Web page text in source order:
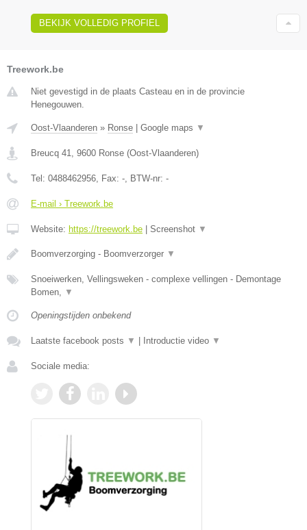
BEKIJK VOLLEDIG PROFIEL
Treework.be
Niet gevestigd in de plaats Casteau en in de provincie
Henegouwen.
Oost-Vlaanderen » Ronse Google maps ▼
Breucq 41 9600 Ronse (Oost-Vlaanderen)
Tel: 0488462956 , Fax: - , BTW-nr: -
E-mail › Treework.be
Website: https://treework.be Screenshot ▼
Boomverzorging - Boomverzorger ▼
Snoeiwerken, Vellingsweken - complexe vellingen - Demontage
Bomen,
▼
Openingstijden onbekend
Laatste facebook posts ▼ Introductie video ▼
Sociale media: